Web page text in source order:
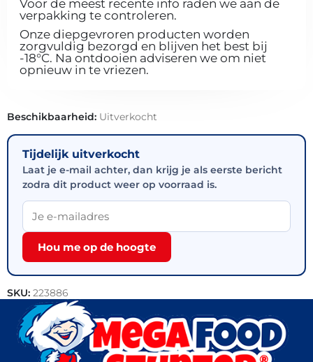
Voor de meest recente info raden we aan de
verpakking te controleren.
Onze diepgevroren producten worden
zorgvuldig bezorgd en blijven het best bij
-18°C. Na ontdooien adviseren we om niet
opnieuw in te vriezen.
Beschikbaarheid: Uitverkocht
Tijdelijk uitverkocht
Laat je e-mail achter, dan krijg je als eerste bericht
zodra dit product weer op voorraad is.
Hou me op de hoogte
SKU: 223886
Categorieën:Bakkerij